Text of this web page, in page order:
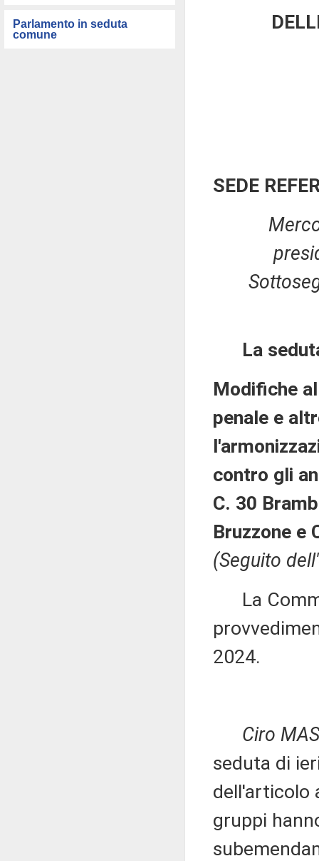
Parlamento in seduta
comune
SEDE
La
Modifiche
penale e
contro gli
C. 30
Bruzzone e
(Seguito
La
2024.
Ciro
seduta di
dell'articolo
gruppi